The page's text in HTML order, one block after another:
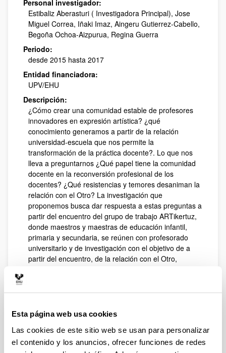
Esta página web usa cookies
Las cookies de este sitio web se usan para personalizar
el contenido y los anuncios, ofrecer funciones de redes
Personal investigador:
Estibaliz Aberasturi ( Investigadora Principal), Jose
Miguel Correa, Iñaki Imaz, Aingeru Gutierrez-Cabello,
Begoña Ochoa-Aizpurua, Regina Guerra
Periodo:
desde 2015 hasta 2017
Entidad financiadora:
UPV/EHU
Descripción:
¿Cómo crear una comunidad estable de profesores
innovadores en expresión artística? ¿qué
conocimiento generamos a partir de la relación
universidad-escuela que nos permite la
transformación de la práctica docente?. Lo que nos
lleva a preguntarnos ¿Qué papel tiene la comunidad
docente en la reconversión profesional de los
docentes? ¿Qué resistencias y temores desaniman la
relación con el Otro? La investigación que
proponemos busca dar respuesta a estas preguntas a
partir del encuentro del grupo de trabajo ARTikertuz,
donde maestros y maestras de educación infantil,
primaria y secundaria, se reúnen con profesorado
universitario y de investigación con el objetivo de a
partir del encuentro, de la relación con el Otro,
Enlace con información adicional:
Grupo Investigación Consolidado
del Sistema Universitario Vasco